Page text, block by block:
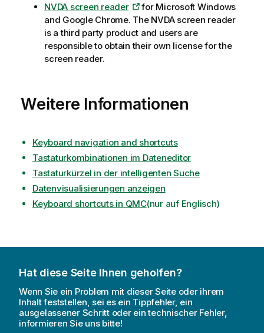
e
i
s
NVDA screen reader for Microsoft Windows
and Google Chrome. The NVDA screen reader
is a third party product and users are
responsible to obtain their own license for the
screen reader.
Weitere Informationen
Keyboard navigation and shortcuts
Tastaturkombinationen im Dateneditor
Tastaturkürzel in der intelligenten Suche
Datenvisualisierungen anzeigen
Keyboard shortcuts in QMC(nur auf Englisch)
Hat diese Seite Ihnen geholfen?
Wenn Sie ein Problem mit dieser Seite oder ihrem
Inhalt feststellen, sei es ein Tippfehler, ein
ausgelassener Schritt oder ein technischer Fehler,
informieren Sie uns bitte!